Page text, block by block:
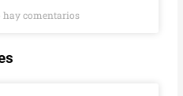
hay comentarios